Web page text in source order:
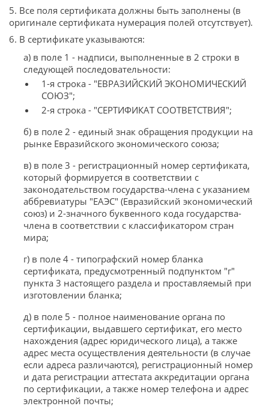
5. Все поля сертификата должны быть заполнены (в
оригинале сертификата нумерация полей отсутствует).
6. В сертификате указываются:
а) в поле 1 - надписи, выполненные в 2 строки в
следующей последовательности:
1-я строка - "ЕВРАЗИЙСКИЙ ЭКОНОМИЧЕСКИЙ
СОЮЗ";
2-я строка - "СЕРТИФИКАТ СООТВЕТСТВИЯ";
б) в поле 2 - единый знак обращения продукции на
рынке Евразийского экономического союза;
в) в поле 3 - регистрационный номер сертификата,
который формируется в соответствии с
законодательством государства-члена с указанием
аббревиатуры "ЕАЭС" (Евразийский экономический
союз) и 2-значного буквенного кода государства-
члена в соответствии с классификатором стран
мира;
г) в поле 4 - типографский номер бланка
сертификата, предусмотренный подпунктом "г"
пункта 3 настоящего раздела и проставляемый при
изготовлении бланка;
д) в поле 5 - полное наименование органа по
сертификации, выдавшего сертификат, его место
нахождения (адрес юридического лица), а также
адрес места осуществления деятельности (в случае
если адреса различаются), регистрационный номер
и дата регистрации аттестата аккредитации органа
по сертификации, а также номер телефона и адрес
электронной почты;